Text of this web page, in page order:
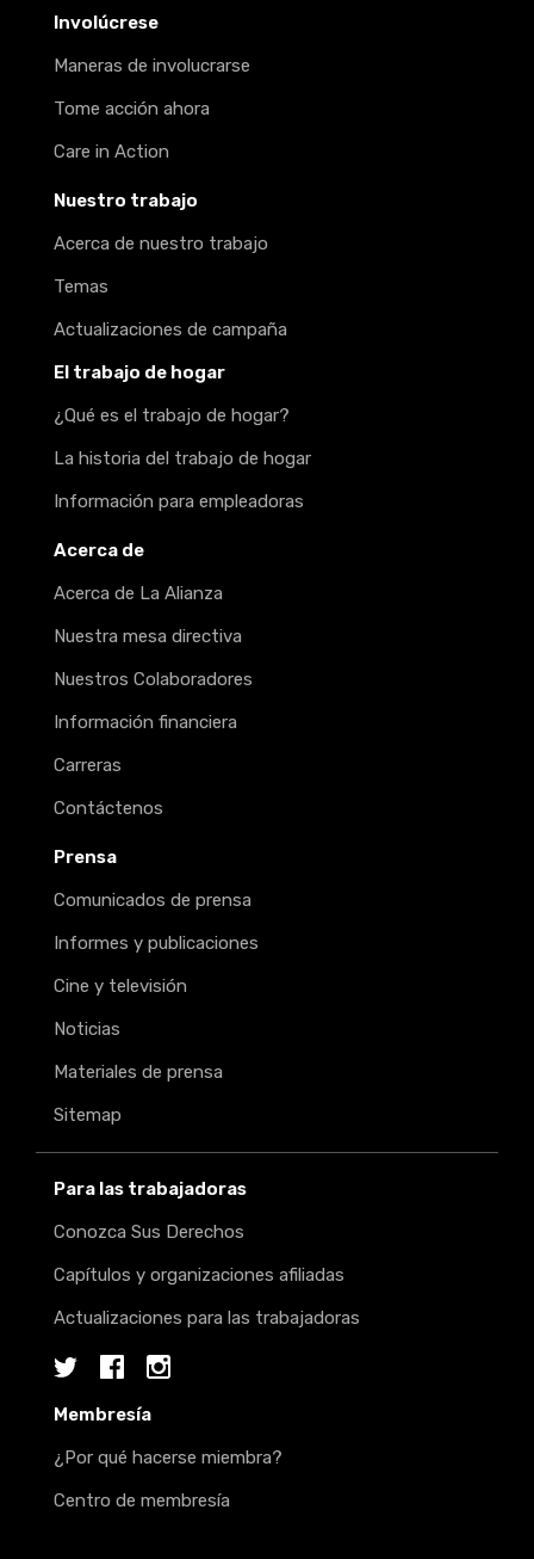
Involúcrese
Maneras de involucrarse
Tome acción ahora
Care in Action
Nuestro trabajo
Acerca de nuestro trabajo
Temas
Actualizaciones de campaña
El trabajo de hogar
¿Qué es el trabajo de hogar?
La historia del trabajo de hogar
Información para empleadoras
Acerca de
Acerca de La Alianza
Nuestra mesa directiva
Nuestros Colaboradores
Información financiera
Carreras
Contáctenos
Prensa
Comunicados de prensa
Informes y publicaciones
Cine y televisión
Noticias
Materiales de prensa
Sitemap
Para las trabajadoras
Conozca Sus Derechos
Capítulos y organizaciones afiliadas
Actualizaciones para las trabajadoras
TwitterFacebookInstagram
Membresía
¿Por qué hacerse miembra?
Centro de membresía